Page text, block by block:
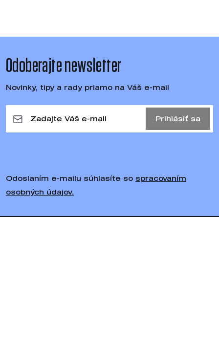
Odoberajte newsletter
Novinky, tipy a rady priamo na Váš e-mail
Prihlásiť sa
Odoslaním e-mailu súhlasíte so spracovaním
osobných údajov.